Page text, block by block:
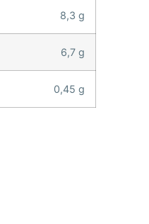
8,3 g
6,7 g
0,45 g